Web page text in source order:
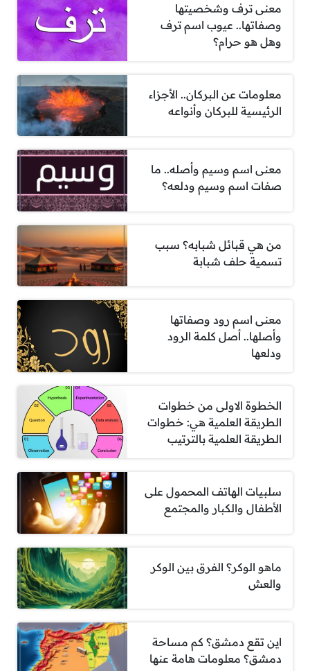
معنى ترف وشخصيتها
وصفاتها.. عيوب اسم ترف
وهل هو حرام؟
معلومات عن البركان.. الأجزاء
الرئيسية للبركان وأنواعه
معنى اسم وسيم وأصله.. ما
صفات اسم وسيم ودلعه؟
من هي قبائل شبابه؟ سبب
تسمية حلف شبابة
معنى اسم رود وصفاتها
وأصلها.. أصل كلمة الرود
ودلعها
الخطوة الاولى من خطوات
الطريقة العلمية هي: خطوات
الطريقة العلمية بالترتيب
سلبيات الهاتف المحمول على
الأطفال والكبار والمجتمع
ماهو الوكر؟ الفرق بين الوكر
والعش
اين تقع دمشق؟ كم مساحة
دمشق؟ معلومات هامة عنها